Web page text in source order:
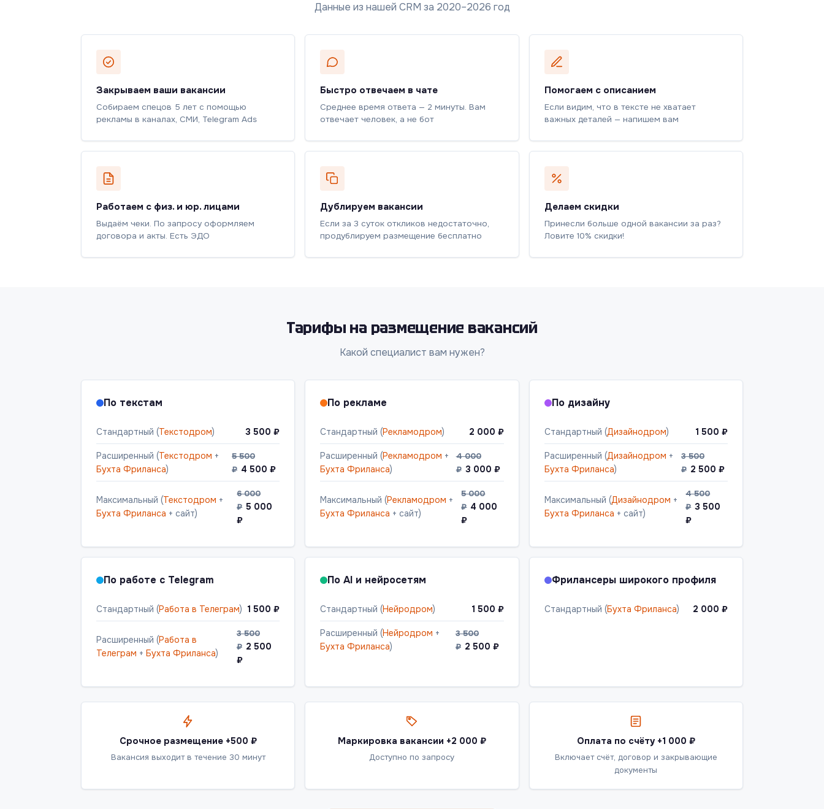
Данные из нашей CRM за 2020–2026 год
Закрываем ваши вакансии
Собираем спецов 5 лет с помощью
рекламы в каналах, СМИ, Telegram Ads
Быстро отвечаем в чате
Среднее время ответа — 2 минуты. Вам
отвечает человек, а не бот
Помогаем с описанием
Если видим, что в тексте не хватает
важных деталей — напишем вам
Работаем с физ. и юр. лицами
Выдаём чеки. По запросу оформляем
договора и акты. Есть ЭДО
Дублируем вакансии
Если за 3 суток откликов недостаточно,
продублируем размещение бесплатно
Делаем скидки
Принесли больше одной вакансии за раз?
Ловите 10% скидки!
Тарифы на размещение вакансий
Какой специалист вам нужен?
По текстам
Стандартный (Текстодром) 3 500 ₽
Расширенный (Текстодром +
Бухта Фриланса)
5 500
₽ 4 500 ₽
Максимальный (Текстодром +
Бухта Фриланса + сайт)
6 000
₽ 5 000
₽
По рекламе
Стандартный (Рекламодром) 2 000 ₽
Расширенный (Рекламодром +
Бухта Фриланса)
4 000
₽ 3 000 ₽
Максимальный (Рекламодром +
Бухта Фриланса + сайт)
5 000
₽ 4 000
₽
По дизайну
Стандартный (Дизайнодром) 1 500 ₽
Расширенный (Дизайнодром +
Бухта Фриланса)
3 500
₽ 2 500 ₽
Максимальный (Дизайнодром +
Бухта Фриланса + сайт)
4 500
₽ 3 500
₽
По работе с Telegram
Стандартный (Работа в Телеграм) 1 500 ₽
Расширенный (Работа в
Телеграм + Бухта Фриланса)
3 500
₽ 2 500
₽
По AI и нейросетям
Стандартный (Нейродром) 1 500 ₽
Расширенный (Нейродром +
Бухта Фриланса)
3 500
₽ 2 500 ₽
Фрилансеры широкого профиля
Стандартный (Бухта Фриланса) 2 000 ₽
Срочное размещение +500 ₽
Вакансия выходит в течение 30 минут
Маркировка вакансии +2 000 ₽
Доступно по запросу
Оплата по счёту +1 000 ₽
Включает счёт, договор и закрывающие
документы